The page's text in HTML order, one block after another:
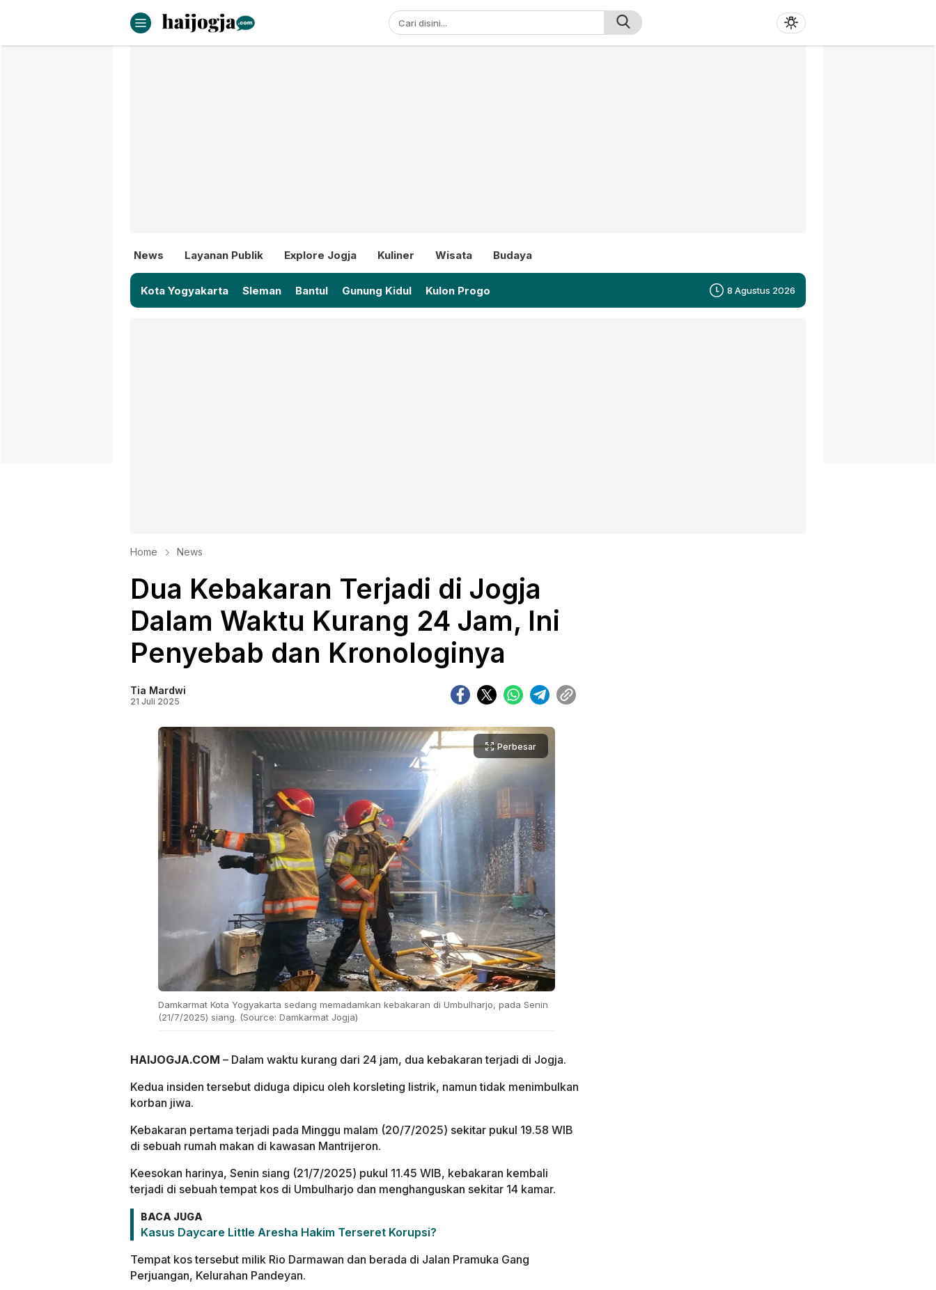
haijogja.com
Berita Jogja Terbaru dan Terkini
News Layanan Publik Explore Jogja Kuliner Wisata Budaya
Kota Yogyakarta Sleman Bantul Gunung Kidul Kulon Progo 8 Agustus 2026
Home News
Dua Kebakaran Terjadi di Jogja
Dalam Waktu Kurang 24 Jam, Ini
Penyebab dan Kronologinya
Tia Mardwi
21 Juli 2025
Perbesar
Damkarmat Kota Yogyakarta sedang memadamkan kebakaran di Umbulharjo, pada Senin
(21/7/2025) siang. (Source: Damkarmat Jogja)
HAIJOGJA.COM – Dalam waktu kurang dari 24 jam, dua kebakaran terjadi di Jogja.
Kedua insiden tersebut diduga dipicu oleh korsleting listrik, namun tidak menimbulkan
korban jiwa.
Kebakaran pertama terjadi pada Minggu malam (20/7/2025) sekitar pukul 19.58 WIB
di sebuah rumah makan di kawasan Mantrijeron.
Keesokan harinya, Senin siang (21/7/2025) pukul 11.45 WIB, kebakaran kembali
terjadi di sebuah tempat kos di Umbulharjo dan menghanguskan sekitar 14 kamar.
BACA JUGA
Kasus Daycare Little Aresha Hakim Terseret Korupsi?
Tempat kos tersebut milik Rio Darmawan dan berada di Jalan Pramuka Gang
Perjuangan, Kelurahan Pandeyan.